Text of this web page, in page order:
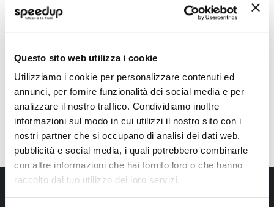
Questo sito web utilizza i cookie
Utilizziamo i cookie per personalizzare contenuti ed
annunci, per fornire funzionalità dei social media e per
analizzare il nostro traffico. Condividiamo inoltre
informazioni sul modo in cui utilizzi il nostro sito con i
nostri partner che si occupano di analisi dei dati web,
pubblicità e social media, i quali potrebbero combinarle
con altre informazioni che hai fornito loro o che hanno
raccolto dal tuo utilizzo dei loro servizi.
A partire da
Spedizione gratuita!
Multi Tg L/XL 59-63cm
Prezzo
49,50 € -19%
Iscriviti alla newsletter Speedup